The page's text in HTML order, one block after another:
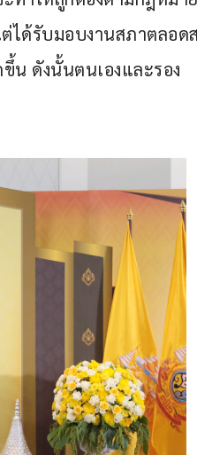
ได้รับมอบงานสภาตลอด
น ดังนั้นตนเองและรอง